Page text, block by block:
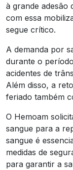
à grande adesão
com essa
segue crítico.
A demanda por
durante o
acidentes de
Além disso, a
feriado também
O Hemoam
sangue para a
sangue é
medidas de
para garantir a